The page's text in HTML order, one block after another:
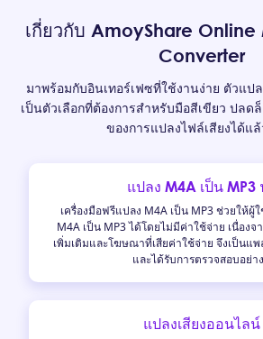
เกี่ยวกับ AmoyShare Online
Converter
มาพร้อมกับอินเทอร์เฟซที่ใช้งานง่าย ตัวแป
เป็นตัวเลือกที่ต้องการสำหรับมือสีเขียว ปลด
ของการแปลงไฟล์เสียงได้แ
แปลง M4A เป็น MP3
เครื่องมือฟรีแปลง M4A เป็น MP3 ช่วยให้ผู้ใ
M4A เป็น MP3 ได้โดยไม่มีค่าใช้จ่าย เนื่องจ
เพิ่มเติมและโฆษณาที่เสียค่าใช้จ่าย จึงเป็นแ
และได้รับการตรวจสอบอย่า
แปลงเสียงออนไลน์